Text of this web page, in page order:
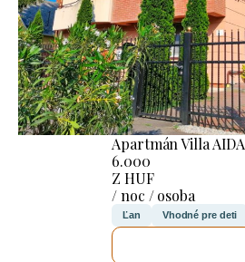
Apartmán Villa AIDA
6.000
Z HUF
/ noc / osoba
Ľan Vhodné pre deti